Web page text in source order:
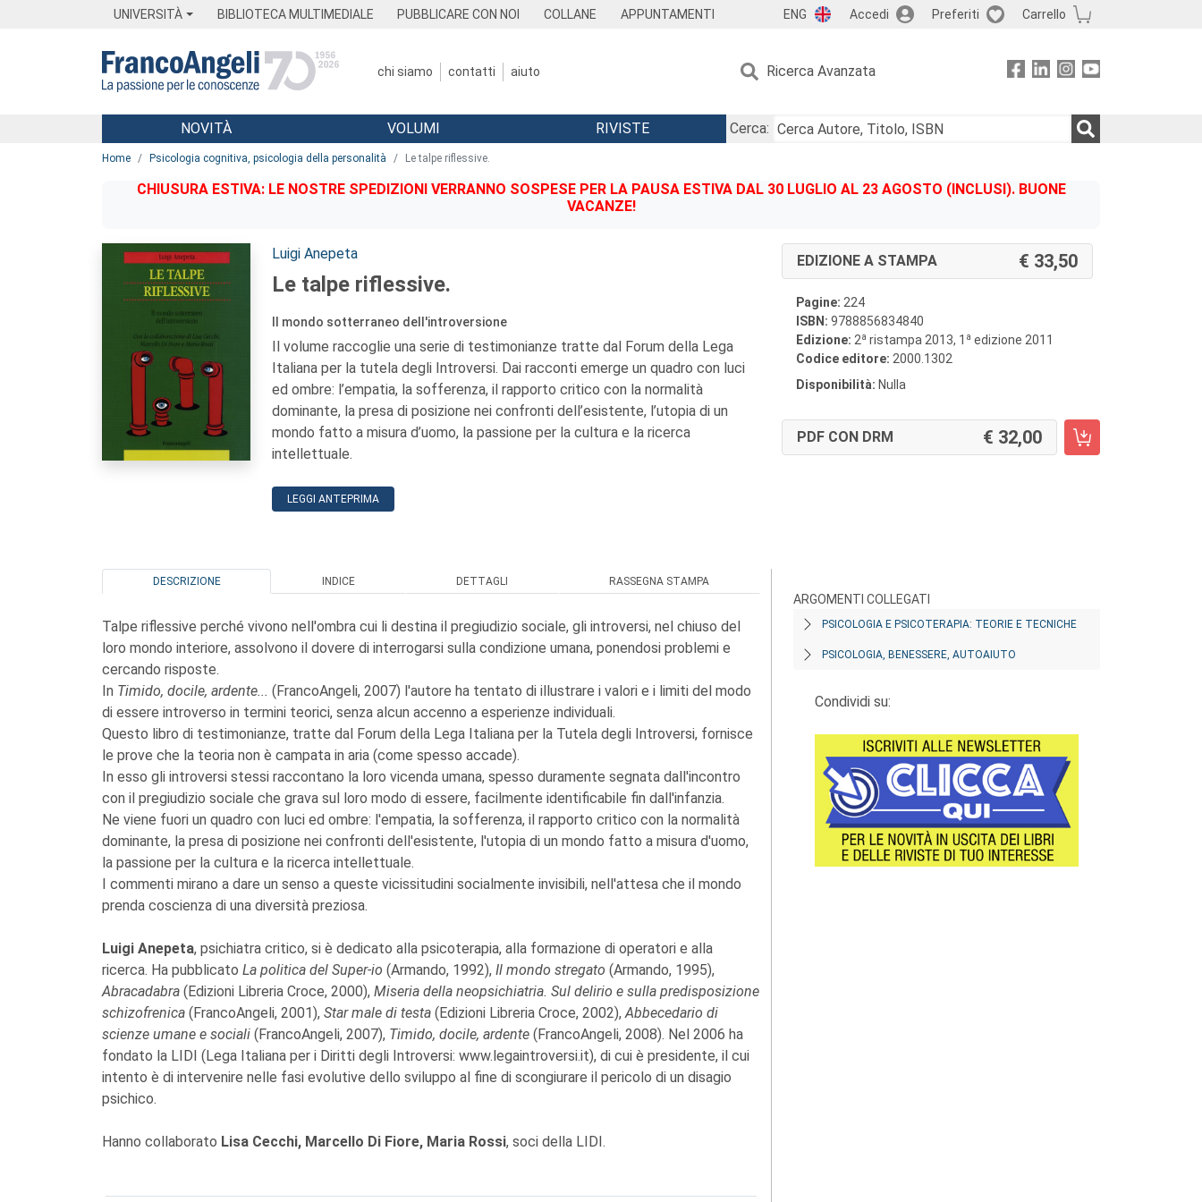
UNIVERSITÀ BIBLIOTECA MULTIMEDIALE PUBBLICARE CON NOI COLLANE APPUNTAMENTI ENG Accedi Preferiti Carrello
chi siamo contatti aiuto Ricerca Avanzata
Menu
NOVITÀ VOLUMI RIVISTE
Cerca:
Home Psicologia cognitiva, psicologia della personalità Le talpe riflessive.
CHIUSURA ESTIVA: LE NOSTRE SPEDIZIONI VERRANNO SOSPESE PER LA PAUSA ESTIVA DAL 30 LUGLIO AL 23 AGOSTO (INCLUSI). BUONE
VACANZE!
Autori:
Luigi Anepeta
Le talpe riflessive.
Il mondo sotterraneo dell'introversione
Il volume raccoglie una serie di testimonianze tratte dal Forum della Lega
Italiana per la tutela degli Introversi. Dai racconti emerge un quadro con luci
ed ombre: l’empatia, la sofferenza, il rapporto critico con la normalità
dominante, la presa di posizione nei confronti dell’esistente, l’utopia di un
mondo fatto a misura d’uomo, la passione per la cultura e la ricerca
intellettuale.
LEGGI ANTEPRIMA
EDIZIONE A STAMPA 33,50
Pagine: 224
ISBN: 9788856834840
Edizione: 2a ristampa 2013, 1 a edizione 2011
Codice editore: 2000.1302
Disponibilità: Nulla
PDF CON DRM 32,00
DESCRIZIONE INDICE DETTAGLI RASSEGNA STAMPA
Talpe riflessive perché vivono nell'ombra cui li destina il pregiudizio sociale, gli introversi, nel chiuso del
loro mondo interiore, assolvono il dovere di interrogarsi sulla condizione umana, ponendosi problemi e
cercando risposte.
In Timido, docile, ardente... (FrancoAngeli, 2007) l'autore ha tentato di illustrare i valori e i limiti del modo
di essere introverso in termini teorici, senza alcun accenno a esperienze individuali.
Questo libro di testimonianze, tratte dal Forum della Lega Italiana per la Tutela degli Introversi, fornisce
le prove che la teoria non è campata in aria (come spesso accade).
In esso gli introversi stessi raccontano la loro vicenda umana, spesso duramente segnata dall'incontro
con il pregiudizio sociale che grava sul loro modo di essere, facilmente identificabile fin dall'infanzia.
Ne viene fuori un quadro con luci ed ombre: l'empatia, la sofferenza, il rapporto critico con la normalità
dominante, la presa di posizione nei confronti dell'esistente, l'utopia di un mondo fatto a misura d'uomo,
la passione per la cultura e la ricerca intellettuale.
I commenti mirano a dare un senso a queste vicissitudini socialmente invisibili, nell'attesa che il mondo
prenda coscienza di una diversità preziosa.
Luigi Anepeta, psichiatra critico, si è dedicato alla psicoterapia, alla formazione di operatori e alla
ricerca. Ha pubblicato La politica del Super-io (Armando, 1992), Il mondo stregato (Armando, 1995),
Abracadabra (Edizioni Libreria Croce, 2000), Miseria della neopsichiatria. Sul delirio e sulla predisposizione
schizofrenica (FrancoAngeli, 2001), Star male di testa (Edizioni Libreria Croce, 2002),Abbecedario di
scienze umane e sociali (FrancoAngeli, 2007), Timido, docile, ardente (FrancoAngeli, 2008). Nel 2006 ha
fondato la LIDI (Lega Italiana per i Diritti degli Introversi: www.legaintroversi.it), di cui è presidente, il cui
intento è di intervenire nelle fasi evolutive dello sviluppo al fine di scongiurare il pericolo di un disagio
psichico.
Hanno collaborato Lisa Cecchi, Marcello Di Fiore, Maria Rossi, soci della LIDI.
ARGOMENTI COLLEGATI
PSICOLOGIA E PSICOTERAPIA: TEORIE E TECNICHE
PSICOLOGIA, BENESSERE, AUTOAIUTO
Condividi su: